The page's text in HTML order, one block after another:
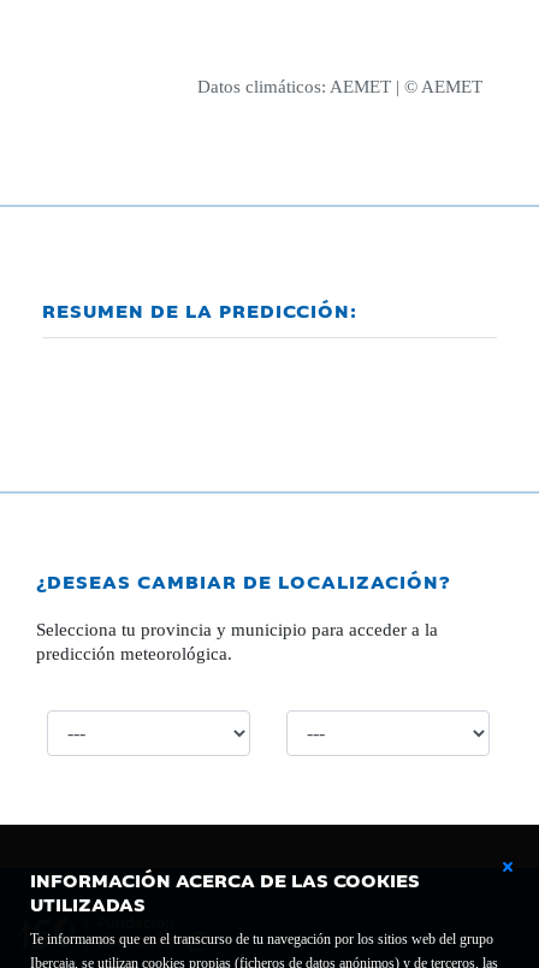
INFORMACIÓN ACERCA DE LAS COOKIES
UTILIZADAS
Te informamos que en el transcurso de tu navegación por los sitios web del grupo
Ibercaja, se utilizan cookies propias (ficheros de datos anónimos) y de terceros, las
Datos climáticos: AEMET | © AEMET
RESUMEN DE LA PREDICCIÓN:
¿DESEAS CAMBIAR DE LOCALIZACIÓN?
Selecciona tu provincia y municipio para acceder a la
predicción meteorológica.